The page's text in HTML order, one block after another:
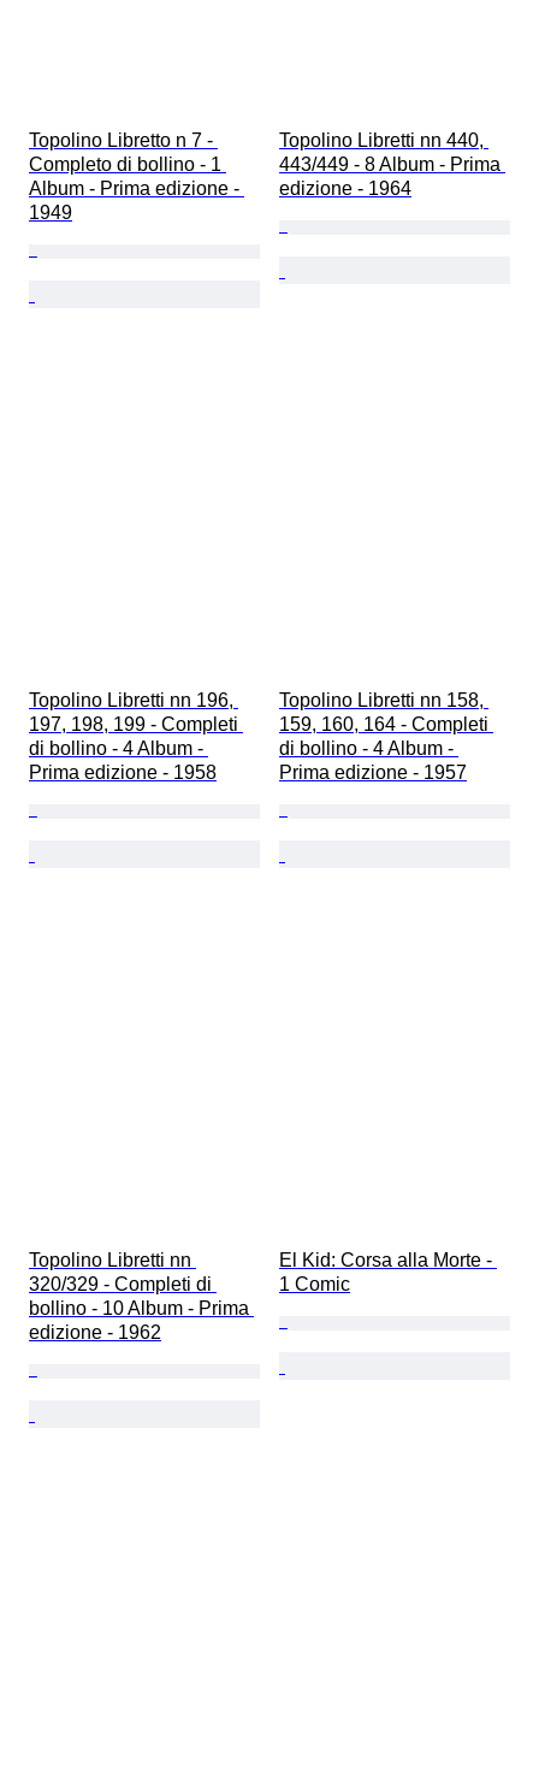
Topolino Libretto n 7 -
Completo di bollino - 1
Album - Prima edizione -
1949
Topolino Libretti nn 440,
443/449 - 8 Album - Prima
edizione - 1964
Topolino Libretti nn 196,
197, 198, 199 - Completi
di bollino - 4 Album -
Prima edizione - 1958
Topolino Libretti nn 158,
159, 160, 164 - Completi
di bollino - 4 Album -
Prima edizione - 1957
Topolino Libretti nn
320/329 - Completi di
bollino - 10 Album - Prima
edizione - 1962
El Kid: Corsa alla Morte -
1 Comic